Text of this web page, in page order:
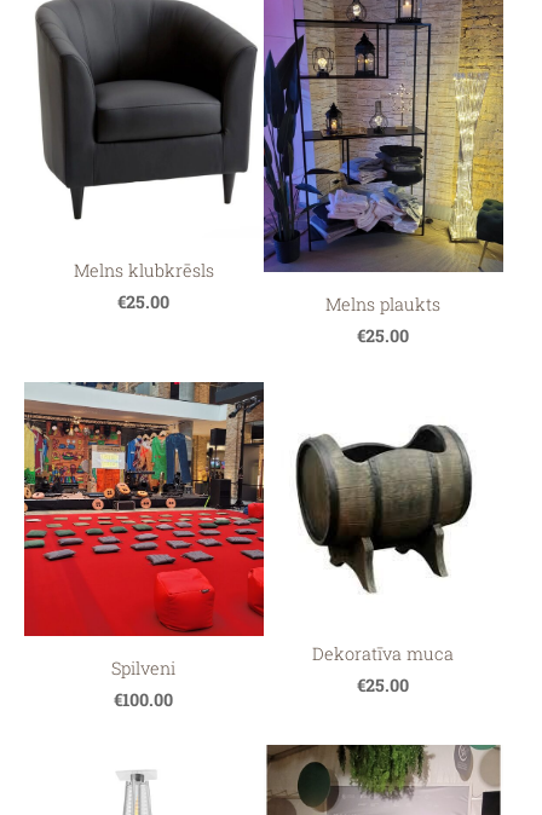
Melns klubkrēsls
€25.00
Melns plaukts
€25.00
Spilveni
€100.00
Dekoratīva muca
€25.00